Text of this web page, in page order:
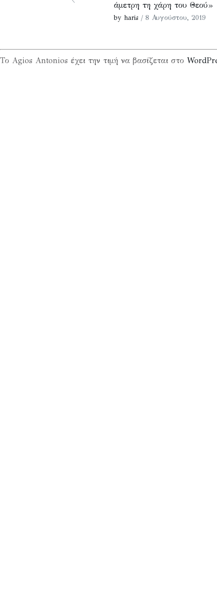
άμετρη τη χάρη του Θεού»
by haris / 8 Αυγούστου, 2019
Το Agios Antonios έχει την τιμή να βασίζεται στο